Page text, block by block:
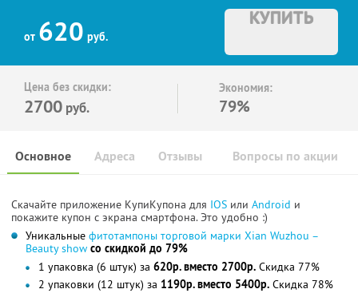
от 620 руб.
КУПИТЬ
Цена без скидки:
2700 руб.
Экономия:
79%
Основное Отзывы Вопросы по акции
Адреса
Скачайте приложение КупиКупона для IOS или Android и
покажите купон с экрана смартфона. Это удобно :)
Уникальные фитотампоны торговой марки Xian Wuzhou –
Beauty show со скидкой до 79%
1 упаковка (6 штук) за 620р. вместо 2700р. Скидка 77%
2 упаковки (12 штук) за 1190р. вместо 5400р. Скидка 78%